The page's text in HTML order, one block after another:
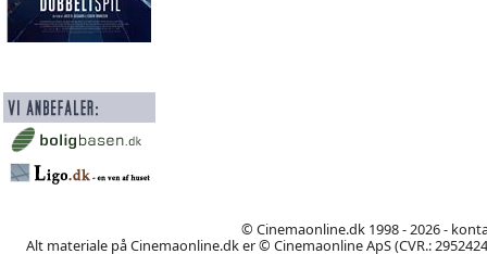
© Cinemaonline.dk 1998 - 2026 -
Alt materiale på Cinemaonline.dk er © Cinemaonline ApS (CVR.: